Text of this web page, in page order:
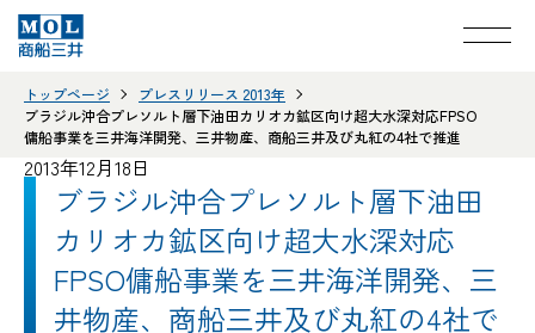
トップページ
プレスリリース 2013年
ブラジル沖合プレソルト層下油田カリオカ鉱区向け超大水深対応FPSO
傭船事業を三井海洋開発、三井物産、商船三井及び丸紅の4社で推進
2013年12月18日
ブラジル沖合プレソルト層下油田
カリオカ鉱区向け超大水深対応
FPSO傭船事業を三井海洋開発、三
井物産、商船三井及び丸紅の4社で